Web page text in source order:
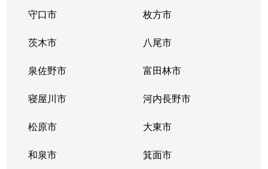
守口市 枚方市
茨木市 八尾市
泉佐野市 富田林市
寝屋川市 河内長野市
松原市 大東市
和泉市 箕面市